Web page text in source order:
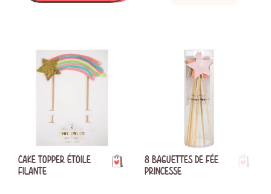
CAKE TOPPER ÉTOILE
FILANTE
8 BAGUETTES DE FÉE
PRINCESSE